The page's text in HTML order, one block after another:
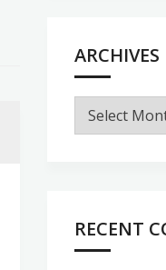
ARCHIVES
Archives
RECENT